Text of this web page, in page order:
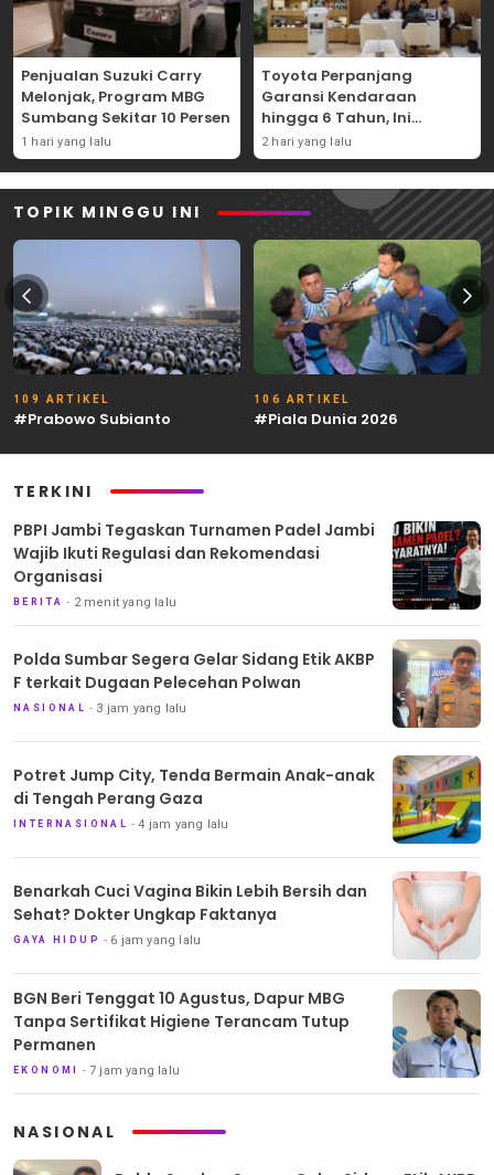
Penjualan Suzuki Carry
Melonjak, Program MBG
Sumbang Sekitar 10 Persen
1 hari yang lalu
Toyota Perpanjang
Garansi Kendaraan
hingga 6 Tahun, Ini
Syaratnya
2 hari yang lalu
TOPIK MINGGU INI
109 ARTIKEL
#Prabowo Subianto
106 ARTIKEL
#Piala Dunia 2026
TERKINI
PBPI Jambi Tegaskan Turnamen Padel Jambi
Wajib Ikuti Regulasi dan Rekomendasi
Organisasi
BERITA 2 menit yang lalu
Polda Sumbar Segera Gelar Sidang Etik AKBP
F terkait Dugaan Pelecehan Polwan
NASIONAL 3 jam yang lalu
Potret Jump City, Tenda Bermain Anak-anak
di Tengah Perang Gaza
INTERNASIONAL 4 jam yang lalu
Benarkah Cuci Vagina Bikin Lebih Bersih dan
Sehat? Dokter Ungkap Faktanya
GAYA HIDUP 6 jam yang lalu
BGN Beri Tenggat 10 Agustus, Dapur MBG
Tanpa Sertifikat Higiene Terancam Tutup
Permanen
EKONOMI 7 jam yang lalu
NASIONAL